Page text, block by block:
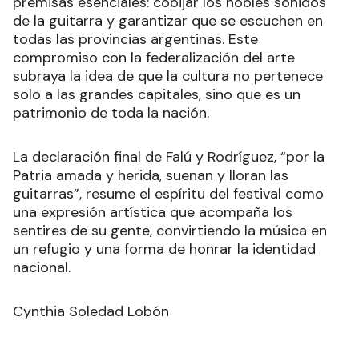
de la guitarra y garantizar que se escuchen en
todas las provincias argentinas. Este
compromiso con la federalización del arte
subraya la idea de que la cultura no pertenece
solo a las grandes capitales, sino que es un
patrimonio de toda la nación.
La declaración final de Falú y Rodríguez, “por la
Patria amada y herida, suenan y lloran las
guitarras”, resume el espíritu del festival como
una expresión artística que acompaña los
sentires de su gente, convirtiendo la música en
un refugio y una forma de honrar la identidad
nacional.
Cynthia Soledad Lobón